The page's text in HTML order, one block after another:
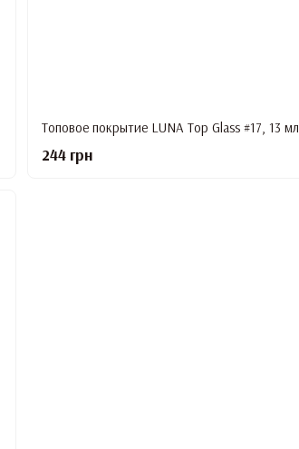
Топовое покрытие LUNA Top Glass #17, 13 мл
244 грн